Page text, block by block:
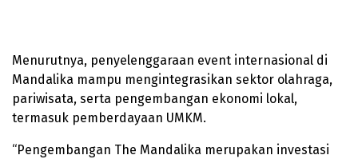
Menurutnya, penyelenggaraan event internasional di
Mandalika mampu mengintegrasikan sektor olahraga,
pariwisata, serta pengembangan ekonomi lokal,
termasuk pemberdayaan UMKM.
“Pengembangan The Mandalika merupakan investasi